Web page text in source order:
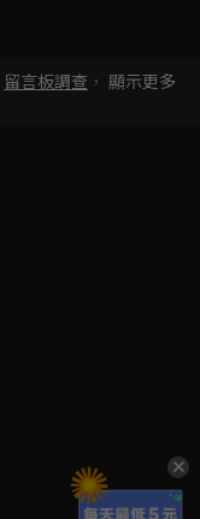
留言板調查 ， 顯示更多